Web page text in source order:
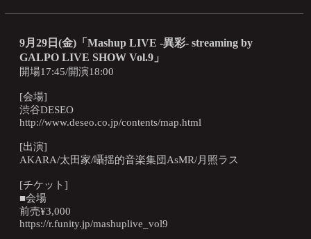
9月29日(金)「Mashup LIVE -異彩- streaming by
GALPO LIVE SHOW Vol.9」
開場17:45/開演18:00
[会場]
渋谷DESEO
http://www.deseo.co.jp/contents/map.html
[出演]
AKARA/太田家/囁揺的音楽集団AsMR/月照ラス
[チケット]
■会場
前売¥3,000
https://r.funity.jp/mashuplive_vol9